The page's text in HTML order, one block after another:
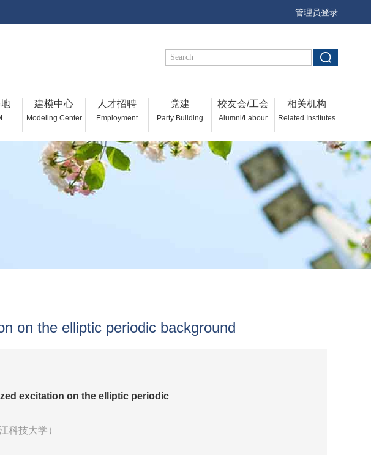
管理员登录
建模中心
Modeling Center
人才招聘
Employment
党建
Party Building
校友会/工会
Alumni/Labour
相关机构
Related Institutes
on the elliptic periodic background
excitation on the elliptic periodic
科技大学）